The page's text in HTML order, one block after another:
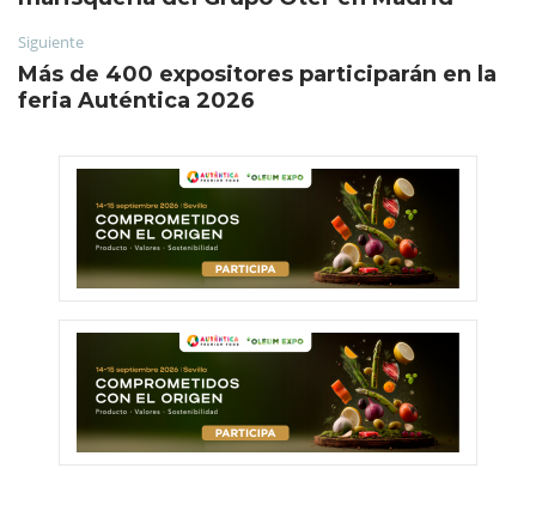
Siguiente
Más de 400 expositores participarán en la
feria Auténtica 2026